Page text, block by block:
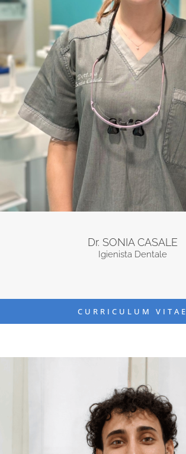
Dr. SONIA CASALE
Igienista Dentale
CURRICULUM VITAE